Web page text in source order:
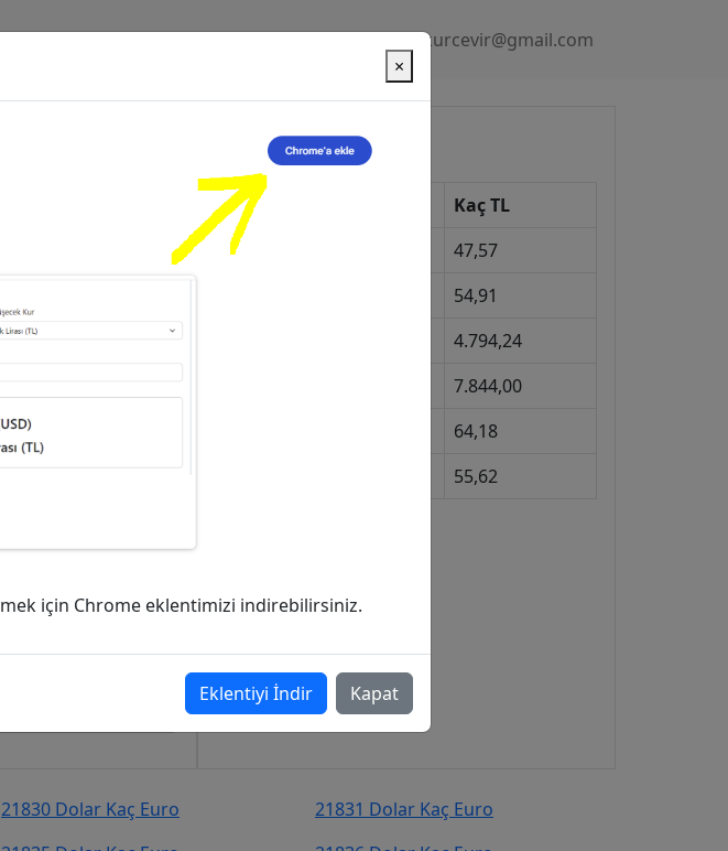
Gizlilik Politikası kurcevir@gmail.com
Güncel Kurlar
Kur
Kaç TL
Dolar
47,57
54,91
4.794,24
7.844,00
64,18
55,62
21830 Dolar Kaç Euro
21831 Dolar Kaç Euro
×
için Chrome eklentimizi indirebilirsiniz.
Eklentiyi İndir Kapat